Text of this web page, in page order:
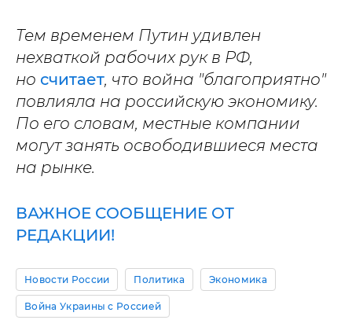
Тем временем Путин удивлен
нехваткой рабочих рук в РФ,
но считает, что война "благоприятно"
повлияла на российскую экономику.
По его словам, местные компании
могут занять освободившиеся места
на рынке.
ВАЖНОЕ СООБЩЕНИЕ ОТ
РЕДАКЦИИ!
Новости России Политика Экономика
Война Украины с Россией